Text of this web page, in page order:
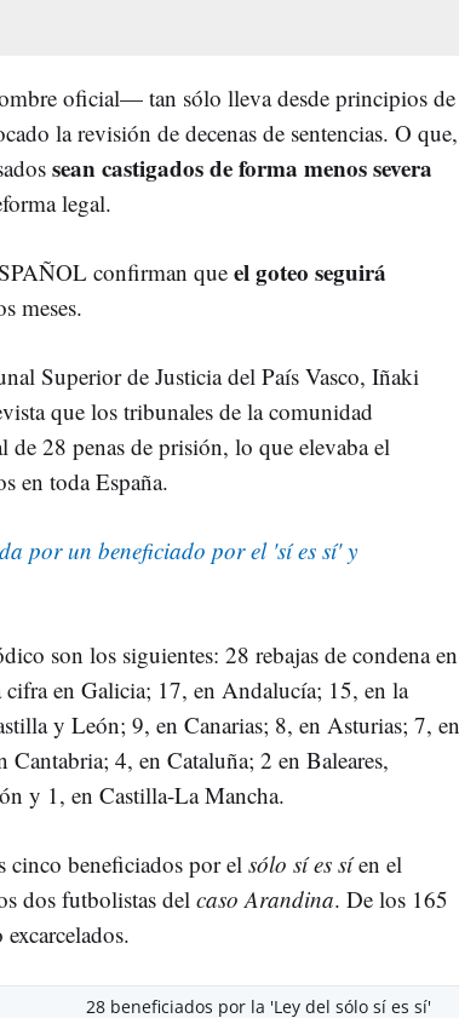
oficial— tan sólo lleva desde principios de
la revisión de decenas de sentencias. O que,
sean castigados de forma menos severa
legal.
confirman que el goteo seguirá
meses.
Superior de Justicia del País Vasco, Iñaki
que los tribunales de la comunidad
28 penas de prisión, lo que elevaba el
en toda España.
por un beneficiado por el 'sí es sí' y
son los siguientes: 28 rebajas de condena en
en Galicia; 17, en Andalucía; 15, en la
y León; 9, en Canarias; 8, en Asturias; 7, en
4, en Cataluña; 2 en Baleares,
y 1, en Castilla-La Mancha.
cinco beneficiados por el sólo sí es síen el
dos futbolistas del caso Arandina. De los 165
28 beneficiados por la 'Ley del sólo sí es sí'